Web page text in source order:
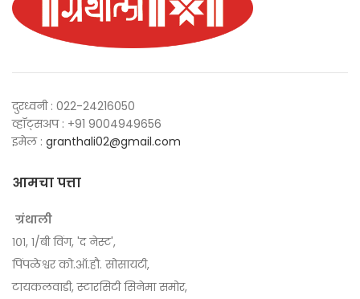
दुरध्वनी : 022-24216050
व्हॉट्सअप : +91 9004949656
इमेल : granthali02@gmail.com
आमचा पत्ता
ग्रंथाली
१०१, १/बी विंग, 'द नेस्ट',
पिंपळेश्वर को.ऑ.हौ. सोसायटी,
टायकलवाडी, स्टारसिटी सिनेमा समोर,